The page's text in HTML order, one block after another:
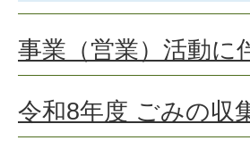
事業（営業）活動に
令和8年度 ごみの収